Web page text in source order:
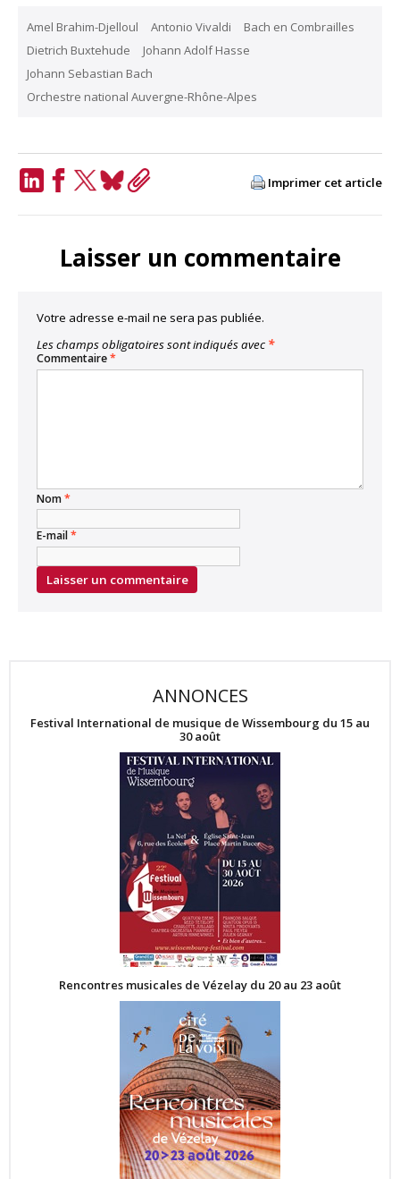
Amel Brahim-Djelloul Antonio Vivaldi
Bach en Combrailles
Dietrich Buxtehude
Johann Adolf Hasse
Johann Sebastian Bach
Orchestre national Auvergne-Rhône-Alpes
Imprimer cet article
Laisser un commentaire
Votre adresse e-mail ne sera pas publiée.
Les champs obligatoires sont indiqués avec *
Commentaire*
Nom*
E-mail*
ANNONCES
Festival International de musique de Wissembourg du 15 au
30 août
Rencontres musicales de Vézelay du 20 au 23 août